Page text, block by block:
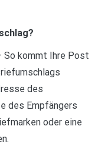
So kommt Ihre Post
des
des Empfängers
oder eine